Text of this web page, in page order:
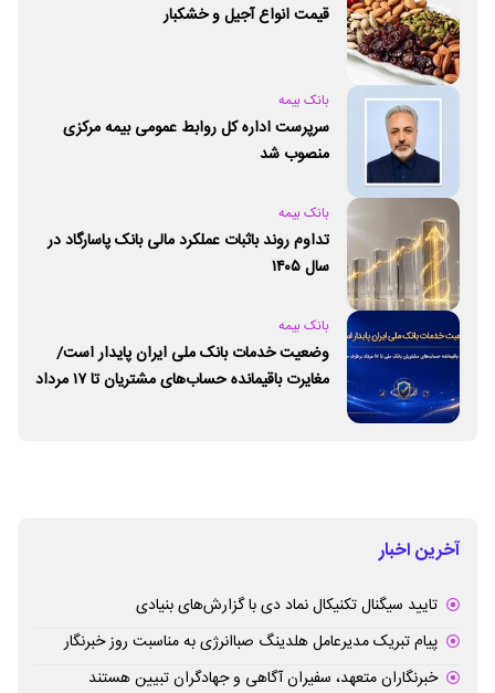
قیمت انواع آجیل و خشکبار
بانک بیمه
سرپرست اداره کل روابط عمومی بیمه مرکزی
منصوب شد
بانک بیمه
تداوم روند باثبات عملکرد مالی بانک پاسارگاد در
سال ۱۴۰۵
بانک بیمه
وضعیت خدمات بانک ملی ایران پایدار است/
مغایرت‌ باقیمانده حساب‌های مشتریان تا ۱۷ مرداد
آخرین اخبار
تایید سیگنال تکنیکال نماد دی با گزارش‌های بنیادی
پیام تبریک مدیرعامل هلدینگ صباانرژی به مناسبت روز خبرنگار
خبرنگاران متعهد، سفیران آگاهی و جهادگران تبیین هستند